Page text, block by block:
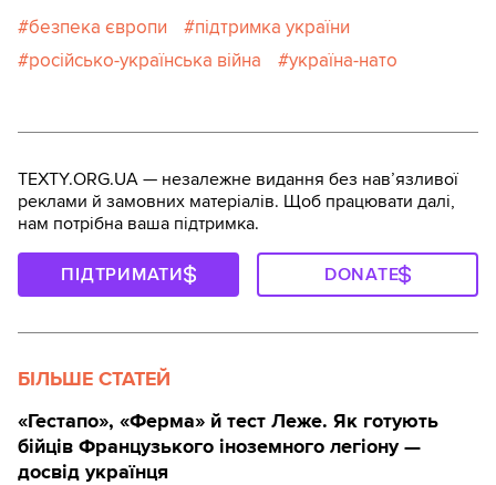
безпека європи
підтримка україни
російсько-українська війна
україна-нато
TEXTY.ORG.UA — незалежне видання без навʼязливої
реклами й замовних матеріалів. Щоб працювати далі,
нам потрібна ваша підтримка.
ПІДТРИМАТИ DONATE
БІЛЬШЕ СТАТЕЙ
«Гестапо», «Ферма» й тест Леже. Як готують
бійців Французького іноземного легіону —
досвід українця